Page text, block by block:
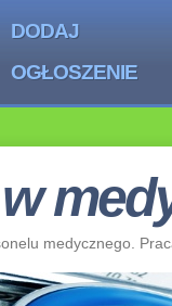
DODAJ
OGŁOSZENIE
medycznego.